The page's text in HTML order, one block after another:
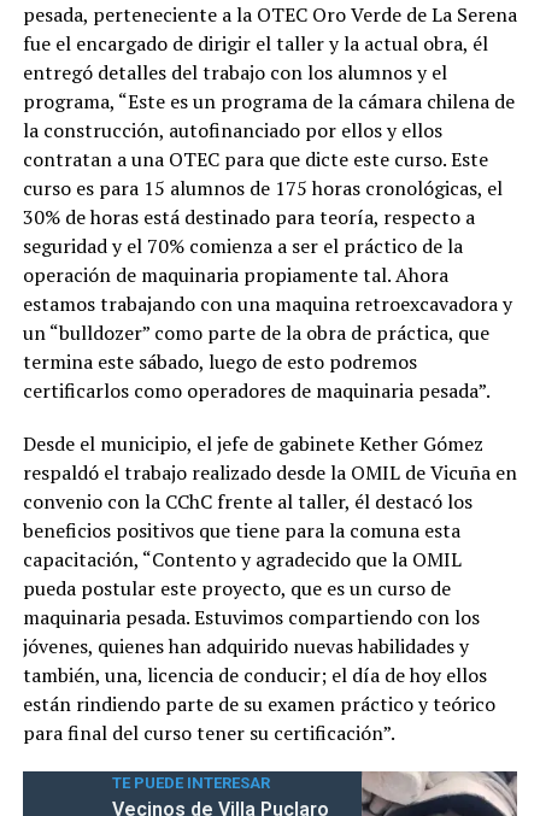
pesada, perteneciente a la OTEC Oro Verde de La Serena
fue el encargado de dirigir el taller y la actual obra, él
entregó detalles del trabajo con los alumnos y el
programa, “Este es un programa de la cámara chilena de
la construcción, autofinanciado por ellos y ellos
contratan a una OTEC para que dicte este curso. Este
curso es para 15 alumnos de 175 horas cronológicas, el
30% de horas está destinado para teoría, respecto a
seguridad y el 70% comienza a ser el práctico de la
operación de maquinaria propiamente tal. Ahora
estamos trabajando con una maquina retroexcavadora y
un “bulldozer” como parte de la obra de práctica, que
termina este sábado, luego de esto podremos
certificarlos como operadores de maquinaria pesada”.
Desde el municipio, el jefe de gabinete Kether Gómez
respaldó el trabajo realizado desde la OMIL de Vicuña en
convenio con la CChC frente al taller, él destacó los
beneficios positivos que tiene para la comuna esta
capacitación, “Contento y agradecido que la OMIL
pueda postular este proyecto, que es un curso de
maquinaria pesada. Estuvimos compartiendo con los
jóvenes, quienes han adquirido nuevas habilidades y
también, una, licencia de conducir; el día de hoy ellos
están rindiendo parte de su examen práctico y teórico
para final del curso tener su certificación”.
TE PUEDE INTERESAR
Vecinos de Villa Puclaro